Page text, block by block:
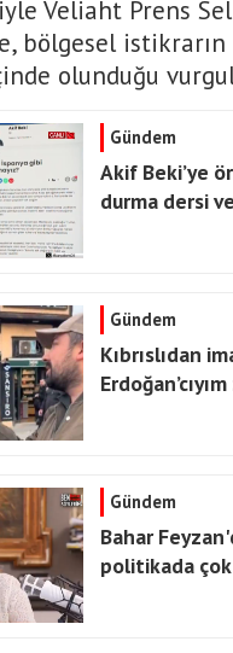
Veliaht Prens
bölgesel
olunduğu
Gündem
Akif Beki’ye
durma dersi
Gündem
Kıbrıslıdan
Gündem
Bahar
politikada